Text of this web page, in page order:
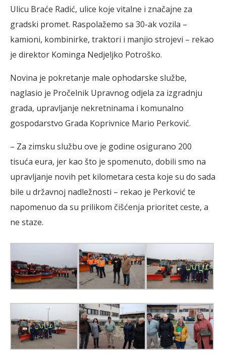
Ulicu Braće Radić, ulice koje vitalne i značajne za
gradski promet. Raspolažemo sa 30-ak vozila –
kamioni, kombinirke, traktori i manjio strojevi – rekao
je direktor Kominga Nedjeljko Potroško.
Novina je pokretanje male ophodarske službe,
naglasio je Pročelnik Upravnog odjela za izgradnju
grada, upravljanje nekretninama i komunalno
gospodarstvo Grada Koprivnice Mario Perković.
– Za zimsku službu ove je godine osigurano 200
tisuća eura, jer kao što je spomenuto, dobili smo na
upravljanje novih pet kilometara cesta koje su do sada
bile u državnoj nadležnosti – rekao je Perković te
napomenuo da su prilikom čišćenja prioritet ceste, a
ne staze.